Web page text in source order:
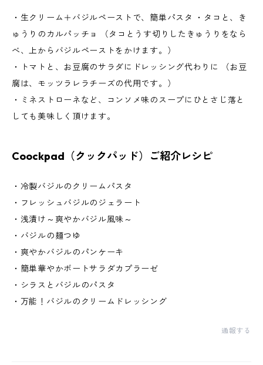
・生クリーム＋バジルペーストで、簡単パスタ ・タコと、き
ゅうりのカルパッチョ （タコとうす切りしたきゅうりをなら
べ、上からバジルペーストをかけます。）
・トマトと、お豆腐のサラダにドレッシング代わりに （お豆
腐は、モッツラレラチーズの代用です。）
・ミネストローネなど、コンソメ味のスープにひとさじ落と
しても美味しく頂けます。
Coockpad（クックパッド）ご紹介レシピ
・冷製バジルのクリームパスタ
・フレッシュバジルのジェラート
・浅漬け～爽やかバジル風味～
・バジルの麺つゆ
・爽やかバジルのパンケーキ
・簡単華やかボートサラダカプラーゼ
・シラスとバジルのパスタ
・万能！バジルのクリームドレッシング
通報する